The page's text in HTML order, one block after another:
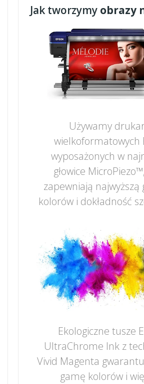
Jak tworzymyobrazy
Używamy
wielkoformatowych
wyposażonych w
głowice
zapewniają najwyższą
kolorów i dokładność
Ekologiczne tusze
UltraChrome Ink z
Vivid Magenta
gamę kolorów i